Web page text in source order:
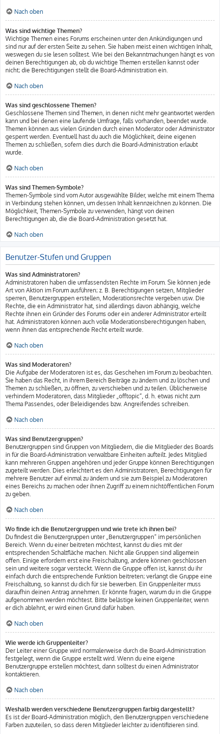
Nach oben
Was sind wichtige Themen?
Wichtige Themen eines Forums erscheinen unter den Ankündigungen und
sind nur auf der ersten Seite zu sehen. Sie haben meist einen wichtigen Inhalt,
weswegen du sie lesen solltest. Wie bei den Bekanntmachungen hängt es von
deinen Berechtigungen ab, ob du wichtige Themen erstellen kannst oder
nicht; die Berechtigungen stellt die Board-Administration ein.
Nach oben
Was sind geschlossene Themen?
Geschlossene Themen sind Themen, in denen nicht mehr geantwortet werden
kann und bei denen eine laufende Umfrage, falls vorhanden, beendet wurde.
Themen können aus vielen Gründen durch einen Moderator oder Administrator
gesperrt werden. Eventuell hast du auch die Möglichkeit, deine eigenen
Themen zu schließen, sofern dies durch die Board-Administration erlaubt
wurde.
Nach oben
Was sind Themen-Symbole?
Themen-Symbole sind vom Autor ausgewählte Bilder, welche mit einem Thema
in Verbindung stehen können, um dessen Inhalt kennzeichnen zu können. Die
Möglichkeit, Themen-Symbole zu verwenden, hängt von deinen
Berechtigungen ab, die die Board-Administration gesetzt hat.
Nach oben
Benutzer-Stufen und Gruppen
Was sind Administratoren?
Administratoren haben die umfassendsten Rechte im Forum. Sie können jede
Art von Aktion im Forum ausführen; z. B. Berechtigungen setzen, Mitglieder
sperren, Benutzergruppen erstellen, Moderationsrechte vergeben usw. Die
Rechte, die ein Administrator hat, sind allerdings davon abhängig, welche
Rechte ihnen ein Gründer des Forums oder ein anderer Administrator erteilt
hat. Administratoren können auch volle Moderationsberechtigungen haben,
wenn ihnen das entsprechende Recht erteilt wurde.
Nach oben
Was sind Moderatoren?
Die Aufgabe der Moderatoren ist es, das Geschehen im Forum zu beobachten.
Sie haben das Recht, in ihrem Bereich Beiträge zu ändern und zu löschen und
Themen zu schließen, zu öffnen, zu verschieben und zu teilen. Üblicherweise
verhindern Moderatoren, dass Mitglieder „offtopic“, d. h. etwas nicht zum
Thema Passendes, oder Beleidigendes bzw. Angreifendes schreiben.
Nach oben
Was sind Benutzergruppen?
Benutzergruppen sind Gruppen von Mitgliedern, die die Mitglieder des Boards
in für die Board-Administration verwaltbare Einheiten aufteilt. Jedes Mitglied
kann mehreren Gruppen angehören und jeder Gruppe können Berechtigungen
zugeteilt werden. Dies erleichtert es den Administratoren, Berechtigungen für
mehrere Benutzer auf einmal zu ändern und sie zum Beispiel zu Moderatoren
eines Bereichs zu machen oder ihnen Zugriff zu einem nichtöffentlichen Forum
zu geben.
Nach oben
Wo finde ich die Benutzergruppen und wie trete ich ihnen bei?
Du findest die Benutzergruppen unter „Benutzergruppen“ im persönlichen
Bereich. Wenn du einer beitreten möchtest, kannst du dies mit der
entsprechenden Schaltfläche machen. Nicht alle Gruppen sind allgemein
offen. Einige erfordern erst eine Freischaltung, andere können geschlossen
sein und weitere sogar versteckt. Wenn die Gruppe offen ist, kannst du ihr
einfach durch die entsprechende Funktion beitreten; verlangt die Gruppe eine
Freischaltung, so kannst du dich für sie bewerben. Ein Gruppenleiter muss
daraufhin deinen Antrag annehmen. Er könnte fragen, warum du in die Gruppe
aufgenommen werden möchtest. Bitte belästige keinen Gruppenleiter, wenn
er dich ablehnt, er wird einen Grund dafür haben.
Nach oben
Wie werde ich Gruppenleiter?
Der Leiter einer Gruppe wird normalerweise durch die Board-Administration
festgelegt, wenn die Gruppe erstellt wird. Wenn du eine eigene
Benutzergruppe erstellen möchtest, dann solltest du einen Administrator
kontaktieren.
Nach oben
Weshalb werden verschiedene Benutzergruppen farbig dargestellt?
Es ist der Board-Administration möglich, den Benutzergruppen verschiedene
Farben zuzuteilen, so dass deren Mitglieder leichter zu identifizieren sind.